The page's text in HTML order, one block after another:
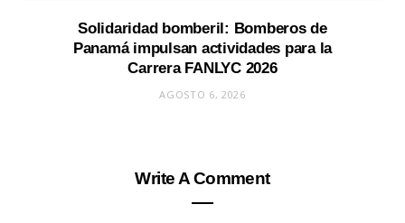
Solidaridad bomberil: Bomberos de
Panamá impulsan actividades para la
Carrera FANLYC 2026
AGOSTO 6, 2026
Write A Comment